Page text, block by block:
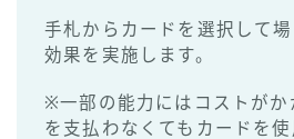
手札からカードを選択して
効果を実施します。
※一部の能力にはコストがか
を支払わなくてもカードを